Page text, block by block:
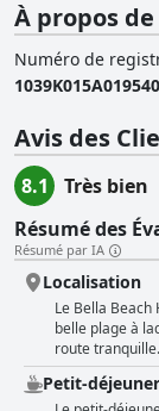
À propos
Numéro de
Avis des
8.1
Très bien
Résumé des
Résumé par IA
Localisation
Le Bella
belle plage à
route
voisine, ainsi
également
Petit-déjeuner